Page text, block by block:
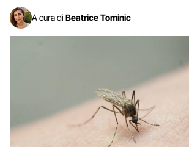
A cura di Beatrice Tominic